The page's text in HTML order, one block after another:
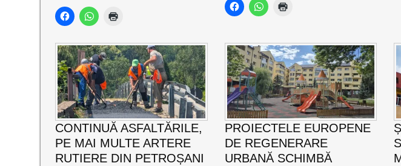
CONTINUĂ ASFALTĂRILE,
PE MAI MULTE ARTERE
RUTIERE DIN PETROȘANI
PROIECTELE EUROPENE
DE REGENERARE
URBANĂ SCHIMBĂ